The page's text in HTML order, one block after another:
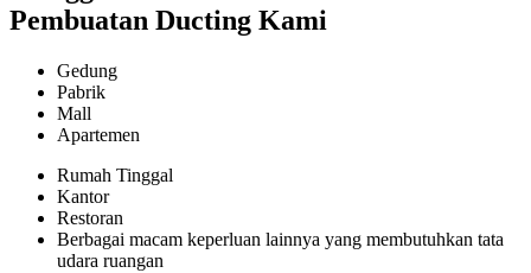
Pembuatan Ducting Kami
Gedung
Pabrik
Mall
Apartemen
Rumah Tinggal
Kantor
Restoran
Berbagai macam keperluan lainnya yang membutuhkan tata
udara ruangan